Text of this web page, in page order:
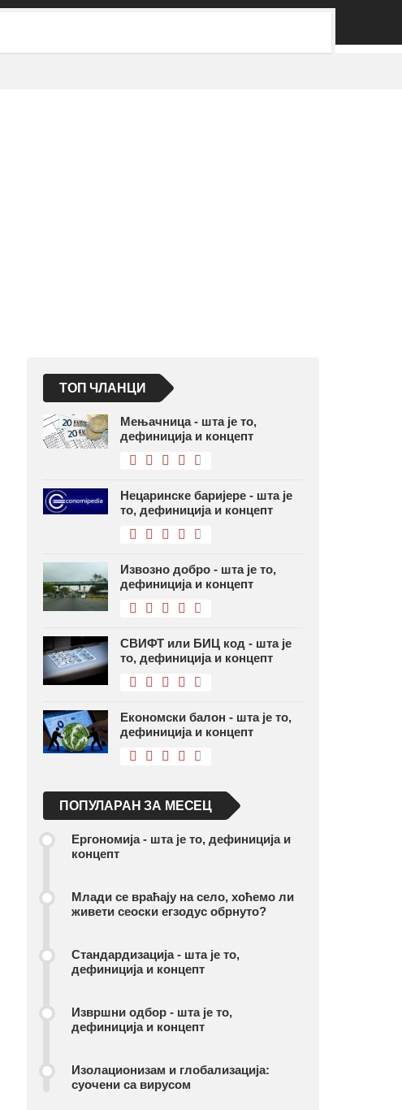
ТОП ЧЛАНЦИ
Мењачница - шта је то,
дефиниција и концепт
Нецаринске баријере - шта је
то, дефиниција и концепт
Извозно добро - шта је то,
дефиниција и концепт
СВИФТ или БИЦ код - шта је
то, дефиниција и концепт
Економски балон - шта је то,
дефиниција и концепт
ПОПУЛАРАН ЗА МЕСЕЦ
Ергономија - шта је то, дефиниција и
концепт
Млади се враћају на село, хоћемо ли
живети сеоски егзодус обрнуто?
Стандардизација - шта је то,
дефиниција и концепт
Извршни одбор - шта је то,
дефиниција и концепт
Изолационизам и глобализација:
суочени са вирусом